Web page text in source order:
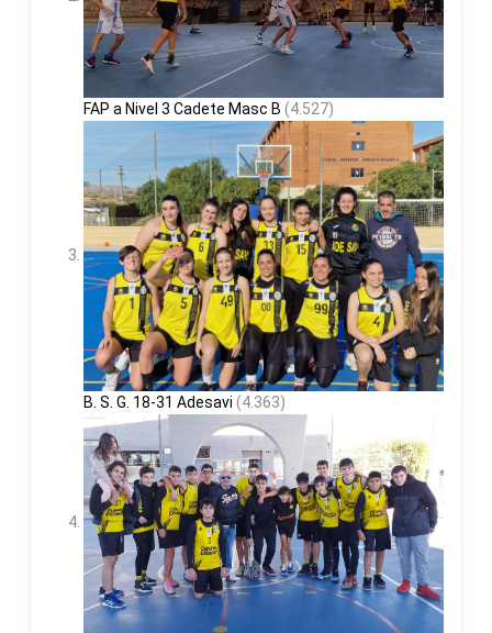
FAP a Nivel 3 Cadete Masc B (4.527)
B. S. G. 18-31 Adesavi (4.363)